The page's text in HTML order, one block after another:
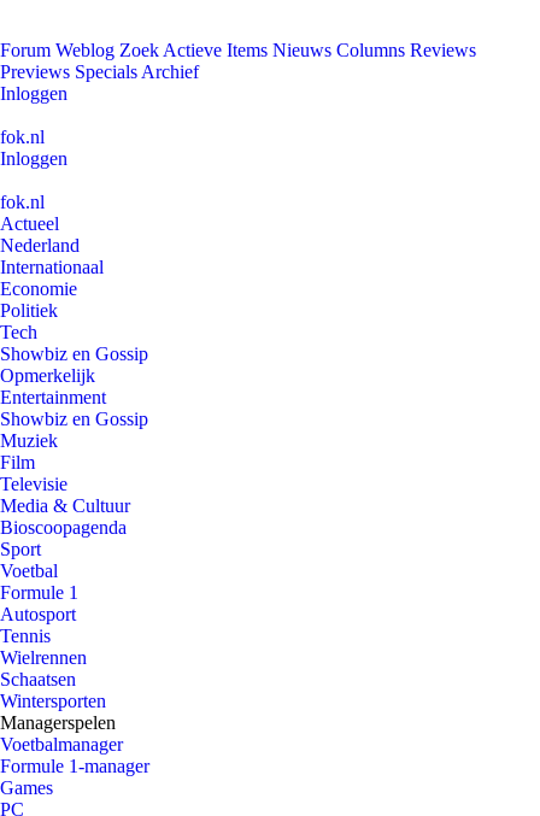
Forum Weblog Zoek Actieve Items Nieuws Columns Reviews
Previews Specials Archief
Inloggen
fok.nl
Inloggen
fok.nl
Actueel
Nederland
Internationaal
Economie
Politiek
Tech
Showbiz en Gossip
Opmerkelijk
Entertainment
Showbiz en Gossip
Muziek
Film
Televisie
Media & Cultuur
Bioscoopagenda
Sport
Voetbal
Formule 1
Autosport
Tennis
Wielrennen
Schaatsen
Wintersporten
Managerspelen
Voetbalmanager
Formule 1-manager
Games
PC